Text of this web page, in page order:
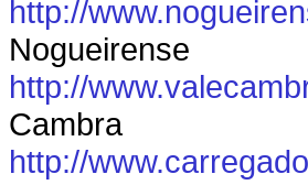
http://
Nogueirense
http://
Cambra
http://